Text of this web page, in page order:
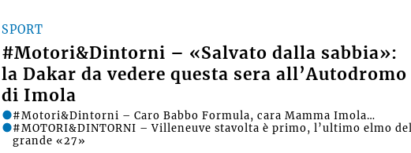
SPORT
#Motori&Dintorni – «Salvato dalla sabbia»:
la Dakar da vedere questa sera all’Autodromo
di Imola
#Motori&Dintorni – Caro Babbo Formula, cara Mamma Imola…
#MOTORI&DINTORNI – Villeneuve stavolta è primo, l’ultimo elmo del
grande «27»